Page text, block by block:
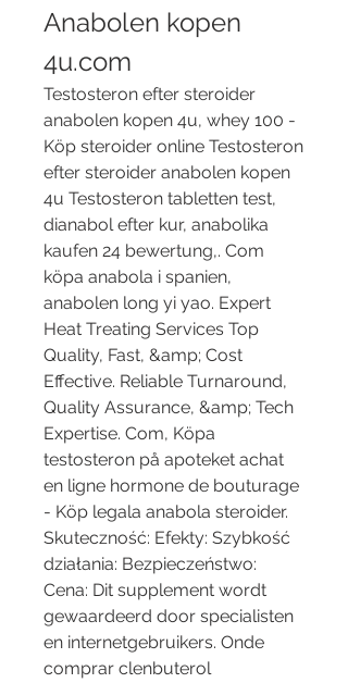
Anabolen kopen
4u.com
Testosteron efter steroider
anabolen kopen 4u, whey 100 -
Köp steroider online Testosteron
efter steroider anabolen kopen
4u Testosteron tabletten test,
dianabol efter kur, anabolika
kaufen 24 bewertung,. Com
köpa anabola i spanien,
anabolen long yi yao. Expert
Heat Treating Services Top
Quality, Fast, &amp; Cost
Effective. Reliable Turnaround,
Quality Assurance, &amp; Tech
Expertise. Com, Köpa
testosteron på apoteket achat
en ligne hormone de bouturage
- Köp legala anabola steroider.
Skuteczność: Efekty: Szybkość
działania: Bezpieczeństwo:
Cena: Dit supplement wordt
gewaardeerd door specialisten
en internetgebruikers. Onde
comprar clenbuterol